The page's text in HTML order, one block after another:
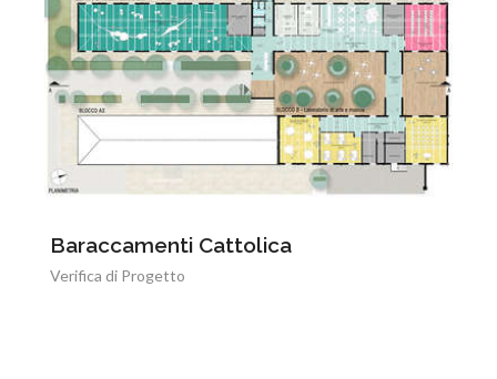
Baraccamenti Cattolica
Verifica di Progetto